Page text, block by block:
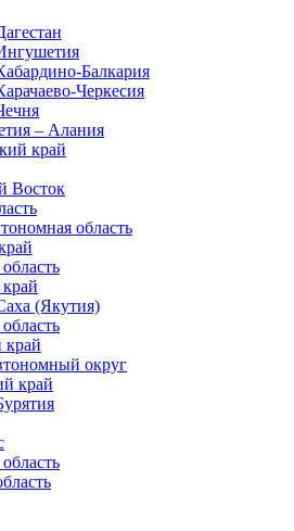
Балкария
Черкесия
– Алания
край
Восток
область
(Якутия)
край
округ
край